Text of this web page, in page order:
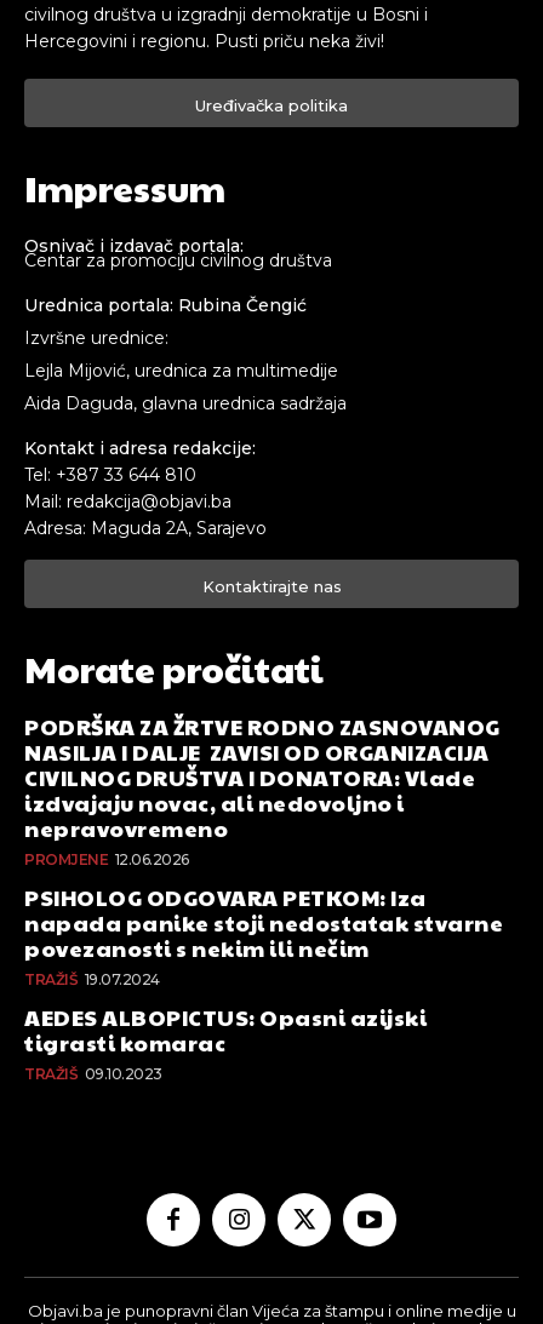
civilnog društva u izgradnji demokratije u Bosni i
Hercegovini i regionu. Pusti priču neka živi!
Uređivačka politika
Impressum
Osnivač i izdavač portala:
Centar za promociju civilnog društva
Urednica portala: Rubina Čengić
Izvršne urednice:
Lejla Mijović, urednica za multimedije
Aida Daguda, glavna urednica sadržaja
Kontakt i adresa redakcije:
Tel: +387 33 644 810
Mail: redakcija@objavi.ba
Adresa: Maguda 2A, Sarajevo
Kontaktirajte nas
Morate pročitati
PODRŠKA ZA ŽRTVE RODNO ZASNOVANOG
NASILJA I DALJE ZAVISI OD ORGANIZACIJA
CIVILNOG DRUŠTVA I DONATORA: Vlade
izdvajaju novac, ali nedovoljno i
nepravovremeno
PROMJENE 12.06.2026
PSIHOLOG ODGOVARA PETKOM: Iza
napada panike stoji nedostatak stvarne
povezanosti s nekim ili nečim
TRAŽIŠ 19.07.2024
AEDES ALBOPICTUS: Opasni azijski
tigrasti komarac
TRAŽIŠ 09.10.2023
Objavi.ba je punopravni član Vijeća za štampu i online medije u